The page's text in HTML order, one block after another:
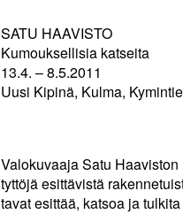
SATU HAAVISTO
Kumouksellisia katseita
13.4. – 8.5.2011
Uusi Kipinä, Kulma,
Valokuvaaja Satu
tyttöjä esittävistä
tavat esittää, katsoa ja